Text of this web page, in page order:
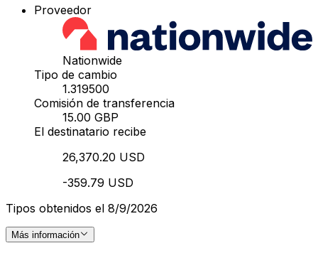
Proveedor
Nationwide
Tipo de cambio
1.319500
Comisión de transferencia
15.00 GBP
El destinatario recibe
26,370.20 USD
-359.79 USD
Tipos obtenidos el 8/9/2026
Más información